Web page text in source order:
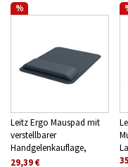
%
Leitz Ergo Mauspad mit
verstellbarer
Handgelenkauflage,
Dunkelgrau
29,39 €